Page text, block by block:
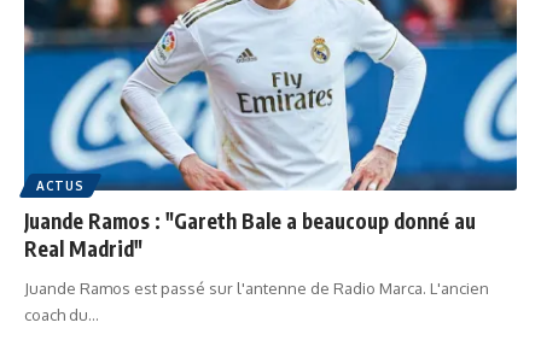
ACTUS
Juande Ramos : "Gareth Bale a beaucoup donné au
Real Madrid"
Juande Ramos est passé sur l'antenne de Radio Marca. L'ancien
coach du…